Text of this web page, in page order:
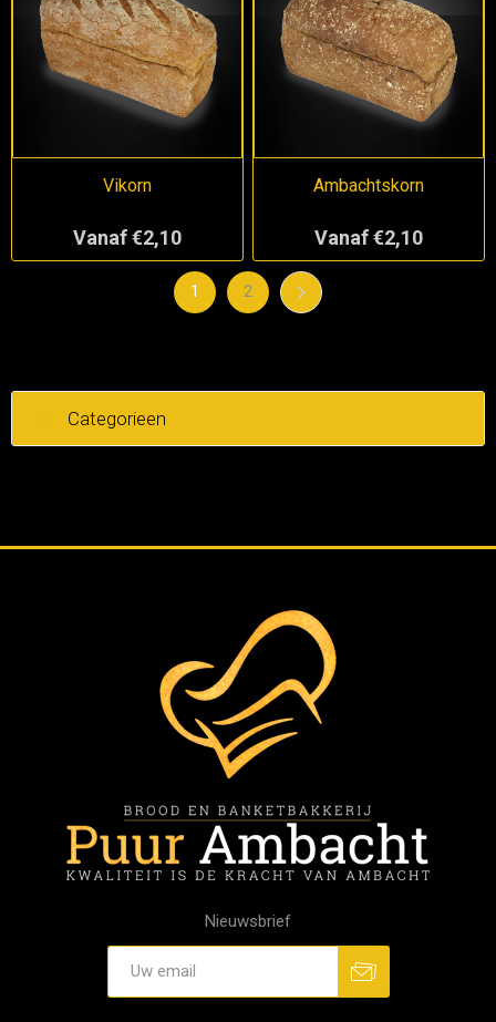
Vikorn
Vanaf €2,10
Ambachtskorn
Vanaf €2,10
1 2
Categorieen
Nieuwsbrief